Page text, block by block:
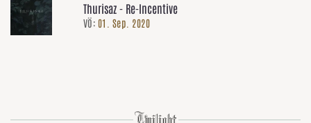
Thurisaz - Re-Incentive
VÖ: 01. Sep. 2020